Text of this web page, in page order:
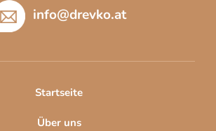
info@drevko.at
Startseite
Über uns